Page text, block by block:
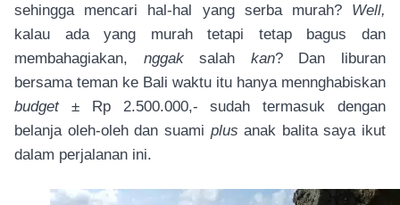
sehingga mencari hal-hal yang serba murah? Well,
kalau ada yang murah tetapi tetap bagus dan
membahagiakan, nggaksalah kan? Dan liburan
bersama teman ke Bali waktu itu hanya mennghabiskan
budget ± Rp 2.500.000,- sudah termasuk dengan
belanja oleh-oleh dan suami plusanak balita saya ikut
dalam perjalanan ini.